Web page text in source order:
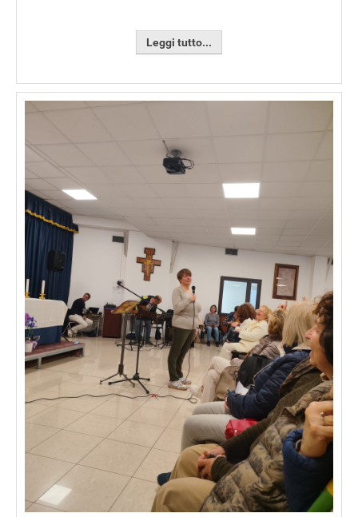
Leggi tutto...